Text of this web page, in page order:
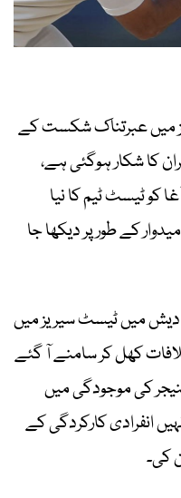
میں عبرتناک شکست کے
کا شکار ہوگئی ہے،
ٹیسٹ ٹیم کا نیا
کے طور پر دیکھا جا
میں ٹیسٹ سیریز میں
کھل کر سامنے آ گئے
کی موجودگی میں
انفرادی کارکردگی کے
کی۔